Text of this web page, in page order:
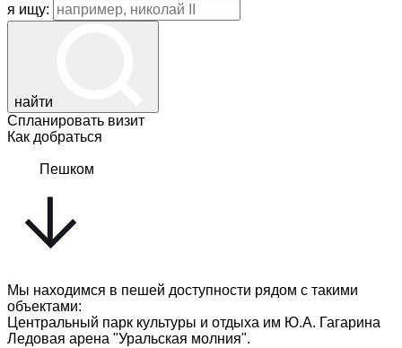
я ищу:
найти
Спланировать визит
Как добраться
Пешком
Мы находимся в пешей доступности рядом с такими
объектами:
Центральный парк культуры и отдыха им Ю.А. Гагарина
Ледовая арена "Уральская молния".